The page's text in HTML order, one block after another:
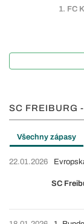
1. FC
SC FREIBURG
Všechny zápasy
22.01.2026
SC